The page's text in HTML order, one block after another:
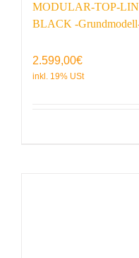
MODULAR-TOP-
BLACK -
2.599,00€